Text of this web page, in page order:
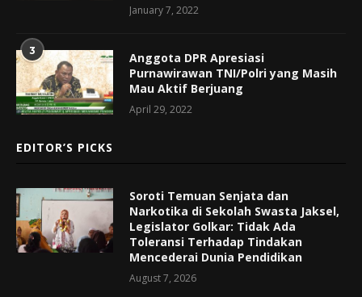
January 7, 2022
3
Anggota DPR Apresiasi
Purnawirawan TNI/Polri yang Masih
Mau Aktif Berjuang
April 29, 2022
EDITOR’S PICKS
Soroti Temuan Senjata dan
Narkotika di Sekolah Swasta Jaksel,
Legislator Golkar: Tidak Ada
Toleransi Terhadap Tindakan
Mencederai Dunia Pendidikan
August 7, 2026